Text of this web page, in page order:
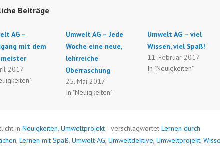
Beiträge
AG –
mit dem
2017
Umwelt AG – Jede
Woche eine neue,
lehrreiche
Überraschung
25. Mai 2017
In "Neuigkeiten"
Umwelt AG – viel
Wissen, viel Spaß!
11. Februar 2017
In "Neuigkeiten"
in Neuigkeiten, Umweltprojekt verschlagwortet Lernen durch
, Lernen mit Spaß, Umwelt AG, Umweltdektive, Umweltprojekt,